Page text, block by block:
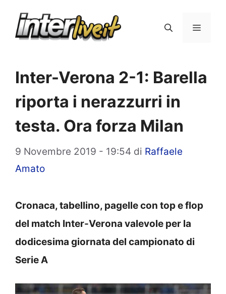
Menu
Inter-Verona 2-1: Barella
riporta i nerazzurri in
testa. Ora forza Milan
9 Novembre 2019 - 19:54 di Raffaele
Amato
Cronaca, tabellino, pagelle con top e flop
del match Inter-Verona valevole per la
dodicesima giornata del campionato di
Serie A